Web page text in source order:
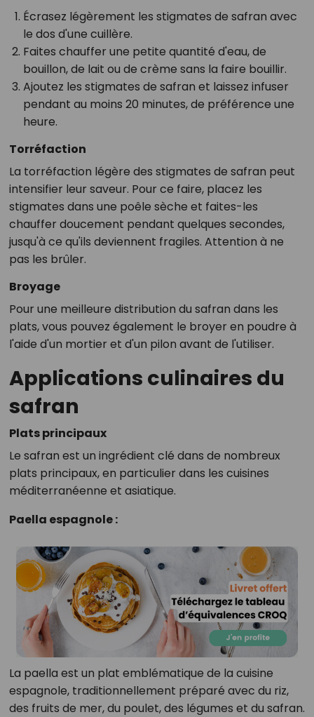
Écrasez légèrement les stigmates de safran avec
le dos d'une cuillère.
Faites chauffer une petite quantité d'eau, de
bouillon, de lait ou de crème sans la faire bouillir.
Ajoutez les stigmates de safran et laissez infuser
pendant au moins 20 minutes, de préférence une
heure.
Torréfaction
La torréfaction légère des stigmates de safran peut
intensifier leur saveur. Pour ce faire, placez les
stigmates dans une poêle sèche et faites-les
chauffer doucement pendant quelques secondes,
jusqu'à ce qu'ils deviennent fragiles. Attention à ne
pas les brûler.
Broyage
Pour une meilleure distribution du safran dans les
plats, vous pouvez également le broyer en poudre à
l'aide d'un mortier et d'un pilon avant de l'utiliser.
Applications culinaires du
safran
Plats principaux
Le safran est un ingrédient clé dans de nombreux
plats principaux, en particulier dans les cuisines
méditerranéenne et asiatique.
Paella espagnole :
La paella est un plat emblématique de la cuisine
espagnole, traditionnellement préparé avec du riz,
des fruits de mer, du poulet, des légumes et du safran.